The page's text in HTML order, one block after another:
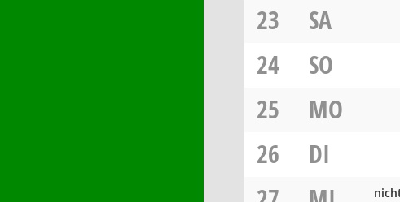
23
SA
24
SO
25
MO
26
DI